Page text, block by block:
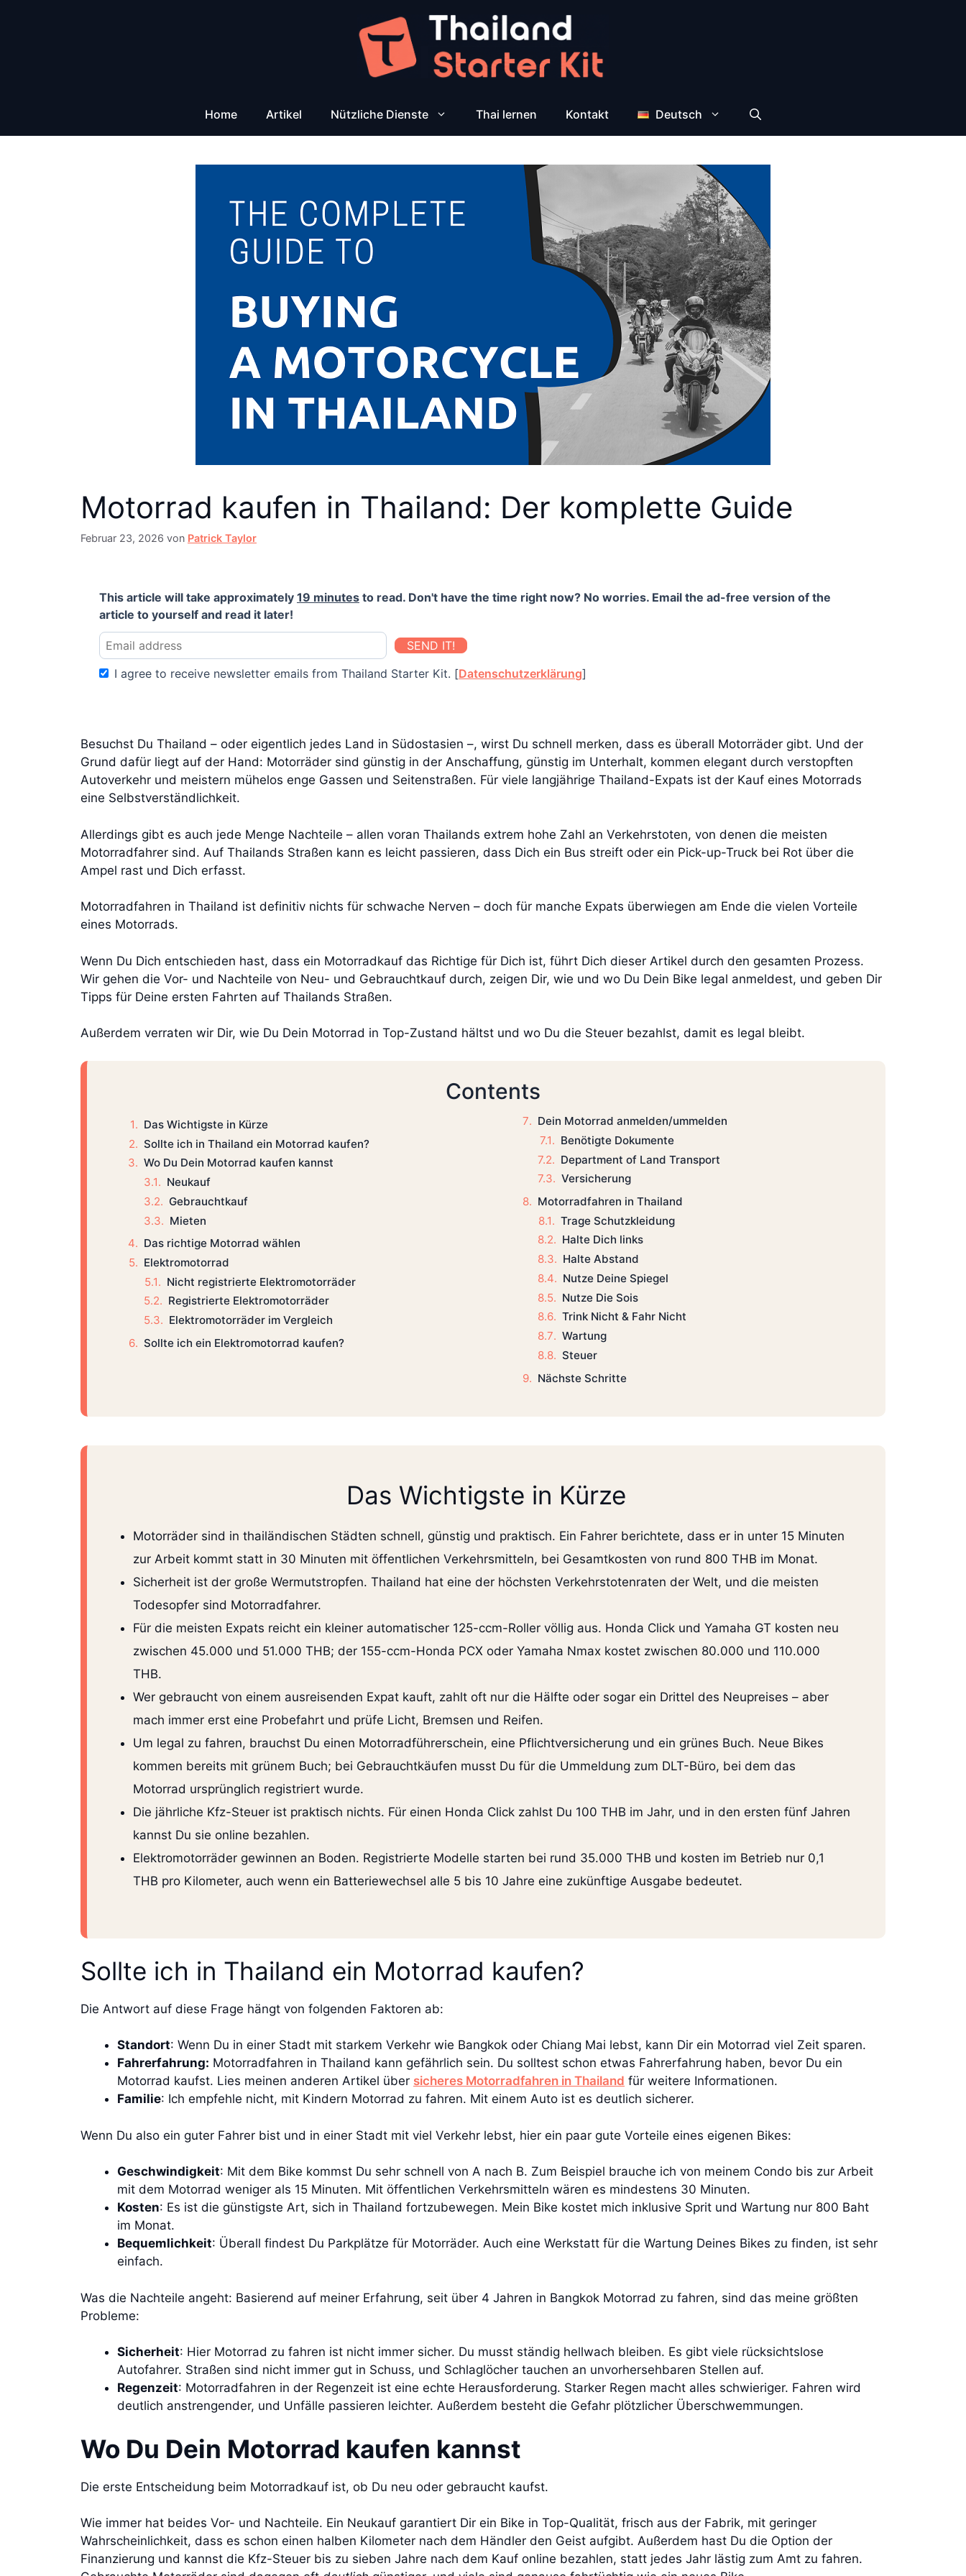
Home Artikel Nützliche Dienste Thai lernen Kontakt Deutsch
Motorrad kaufen in Thailand: Der komplette Guide
Februar 23, 2026 von Patrick Taylor
This article will take approximately 19 minutes to read. Don't have the time right now? No worries. Email the ad-free version of the
article to yourself and read it later!
SEND IT!
I agree to receive newsletter emails from Thailand Starter Kit. [Datenschutzerklärung]
Besuchst Du Thailand – oder eigentlich jedes Land in Südostasien –, wirst Du schnell merken, dass es überall Motorräder gibt. Und der
Grund dafür liegt auf der Hand: Motorräder sind günstig in der Anschaffung, günstig im Unterhalt, kommen elegant durch verstopften
Autoverkehr und meistern mühelos enge Gassen und Seitenstraßen. Für viele langjährige Thailand-Expats ist der Kauf eines Motorrads
eine Selbstverständlichkeit.
Allerdings gibt es auch jede Menge Nachteile – allen voran Thailands extrem hohe Zahl an Verkehrstoten, von denen die meisten
Motorradfahrer sind. Auf Thailands Straßen kann es leicht passieren, dass Dich ein Bus streift oder ein Pick-up-Truck bei Rot über die
Ampel rast und Dich erfasst.
Motorradfahren in Thailand ist definitiv nichts für schwache Nerven – doch für manche Expats überwiegen am Ende die vielen Vorteile
eines Motorrads.
Wenn Du Dich entschieden hast, dass ein Motorradkauf das Richtige für Dich ist, führt Dich dieser Artikel durch den gesamten Prozess.
Wir gehen die Vor- und Nachteile von Neu- und Gebrauchtkauf durch, zeigen Dir, wie und wo Du Dein Bike legal anmeldest, und geben Dir
Tipps für Deine ersten Fahrten auf Thailands Straßen.
Außerdem verraten wir Dir, wie Du Dein Motorrad in Top-Zustand hältst und wo Du die Steuer bezahlst, damit es legal bleibt.
Contents
Das Wichtigste in Kürze
Sollte ich in Thailand ein Motorrad kaufen?
Wo Du Dein Motorrad kaufen kannst
Neukauf
Gebrauchtkauf
Mieten
Das richtige Motorrad wählen
Elektromotorrad
Nicht registrierte Elektromotorräder
Registrierte Elektromotorräder
Elektromotorräder im Vergleich
Sollte ich ein Elektromotorrad kaufen?
Dein Motorrad anmelden/ummelden
Benötigte Dokumente
Department of Land Transport
Versicherung
Motorradfahren in Thailand
Trage Schutzkleidung
Halte Dich links
Halte Abstand
Nutze Deine Spiegel
Nutze Die Sois
Trink Nicht & Fahr Nicht
Wartung
Steuer
Nächste Schritte
Das Wichtigste in Kürze
Motorräder sind in thailändischen Städten schnell, günstig und praktisch. Ein Fahrer berichtete, dass er in unter 15 Minuten
zur Arbeit kommt statt in 30 Minuten mit öffentlichen Verkehrsmitteln, bei Gesamtkosten von rund 800 THB im Monat.
Sicherheit ist der große Wermutstropfen. Thailand hat eine der höchsten Verkehrstotenraten der Welt, und die meisten
Todesopfer sind Motorradfahrer.
Für die meisten Expats reicht ein kleiner automatischer 125-ccm-Roller völlig aus. Honda Click und Yamaha GT kosten neu
zwischen 45.000 und 51.000 THB; der 155-ccm-Honda PCX oder Yamaha Nmax kostet zwischen 80.000 und 110.000
THB.
Wer gebraucht von einem ausreisenden Expat kauft, zahlt oft nur die Hälfte oder sogar ein Drittel des Neupreises – aber
mach immer erst eine Probefahrt und prüfe Licht, Bremsen und Reifen.
Um legal zu fahren, brauchst Du einen Motorradführerschein, eine Pflichtversicherung und ein grünes Buch. Neue Bikes
kommen bereits mit grünem Buch; bei Gebrauchtkäufen musst Du für die Ummeldung zum DLT-Büro, bei dem das
Motorrad ursprünglich registriert wurde.
Die jährliche Kfz-Steuer ist praktisch nichts. Für einen Honda Click zahlst Du 100 THB im Jahr, und in den ersten fünf Jahren
kannst Du sie online bezahlen.
Elektromotorräder gewinnen an Boden. Registrierte Modelle starten bei rund 35.000 THB und kosten im Betrieb nur 0,1
THB pro Kilometer, auch wenn ein Batteriewechsel alle 5 bis 10 Jahre eine zukünftige Ausgabe bedeutet.
Sollte ich in Thailand ein Motorrad kaufen?
Die Antwort auf diese Frage hängt von folgenden Faktoren ab:
Standort: Wenn Du in einer Stadt mit starkem Verkehr wie Bangkok oder Chiang Mai lebst, kann Dir ein Motorrad viel Zeit sparen.
Fahrerfahrung: Motorradfahren in Thailand kann gefährlich sein. Du solltest schon etwas Fahrerfahrung haben, bevor Du ein
Motorrad kaufst. Lies meinen anderen Artikel über sicheres Motorradfahren in Thailand für weitere Informationen.
Familie: Ich empfehle nicht, mit Kindern Motorrad zu fahren. Mit einem Auto ist es deutlich sicherer.
Wenn Du also ein guter Fahrer bist und in einer Stadt mit viel Verkehr lebst, hier ein paar gute Vorteile eines eigenen Bikes:
Geschwindigkeit: Mit dem Bike kommst Du sehr schnell von A nach B. Zum Beispiel brauche ich von meinem Condo bis zur Arbeit
mit dem Motorrad weniger als 15 Minuten. Mit öffentlichen Verkehrsmitteln wären es mindestens 30 Minuten.
Kosten: Es ist die günstigste Art, sich in Thailand fortzubewegen. Mein Bike kostet mich inklusive Sprit und Wartung nur 800 Baht
im Monat.
Bequemlichkeit: Überall findest Du Parkplätze für Motorräder. Auch eine Werkstatt für die Wartung Deines Bikes zu finden, ist sehr
einfach.
Was die Nachteile angeht: Basierend auf meiner Erfahrung, seit über 4 Jahren in Bangkok Motorrad zu fahren, sind das meine größten
Probleme:
Sicherheit: Hier Motorrad zu fahren ist nicht immer sicher. Du musst ständig hellwach bleiben. Es gibt viele rücksichtslose
Autofahrer. Straßen sind nicht immer gut in Schuss, und Schlaglöcher tauchen an unvorhersehbaren Stellen auf.
Regenzeit: Motorradfahren in der Regenzeit ist eine echte Herausforderung. Starker Regen macht alles schwieriger. Fahren wird
deutlich anstrengender, und Unfälle passieren leichter. Außerdem besteht die Gefahr plötzlicher Überschwemmungen.
Wo Du Dein Motorrad kaufen kannst
Die erste Entscheidung beim Motorradkauf ist, ob Du neu oder gebraucht kaufst.
Wie immer hat beides Vor- und Nachteile. Ein Neukauf garantiert Dir ein Bike in Top-Qualität, frisch aus der Fabrik, mit geringer
Wahrscheinlichkeit, dass es schon einen halben Kilometer nach dem Händler den Geist aufgibt. Außerdem hast Du die Option der
Finanzierung und kannst die Kfz-Steuer bis zu sieben Jahre nach dem Kauf online bezahlen, statt jedes Jahr lästig zum Amt zu fahren.